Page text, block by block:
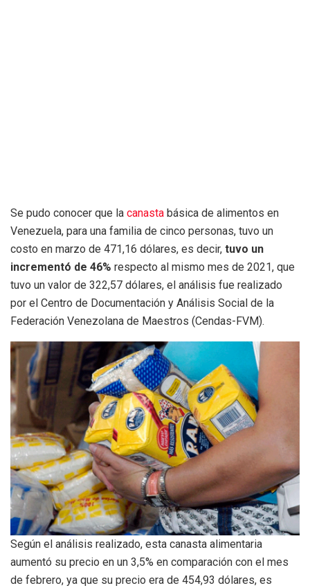
Se pudo conocer que la canasta básica de alimentos en
Venezuela, para una familia de cinco personas, tuvo un
costo en marzo de 471,16 dólares, es decir, tuvo un
incrementó de 46% respecto al mismo mes de 2021, que
tuvo un valor de 322,57 dólares, el análisis fue realizado
por el Centro de Documentación y Análisis Social de la
Federación Venezolana de Maestros (Cendas-FVM).
Según el análisis realizado, esta canasta alimentaria
aumentó su precio en un 3,5% en comparación con el mes
de febrero, ya que su precio era de 454,93 dólares, es